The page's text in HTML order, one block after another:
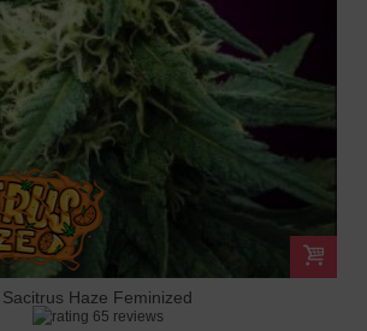
Sacitrus Haze Feminized
65 reviews